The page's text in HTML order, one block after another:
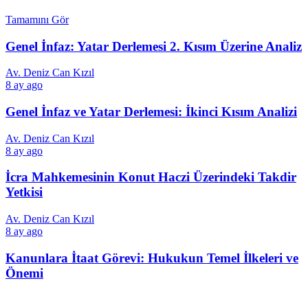
Tamamını Gör
Genel İnfaz: Yatar Derlemesi 2. Kısım Üzerine Analiz
Av. Deniz Can Kızıl
8 ay ago
Genel İnfaz ve Yatar Derlemesi: İkinci Kısım Analizi
Av. Deniz Can Kızıl
8 ay ago
İcra Mahkemesinin Konut Haczi Üzerindeki Takdir
Yetkisi
Av. Deniz Can Kızıl
8 ay ago
Kanunlara İtaat Görevi: Hukukun Temel İlkeleri ve
Önemi